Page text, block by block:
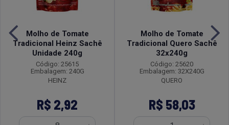
Molho de Tomate
Tradicional Heinz Sachê
Unidade 240g
Código: 25615
Embalagem: 240G
HEINZ
R$ 2,92
Molho de Tomate
Tradicional Quero Sachê
32x240g
Código: 25620
Embalagem: 32X240G
QUERO
R$ 58,03